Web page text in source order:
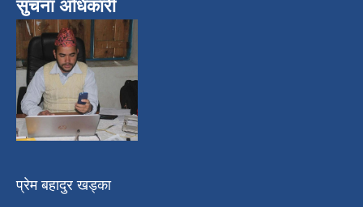
सुचना अधिकारी
प्रेम बहादुर खड्का